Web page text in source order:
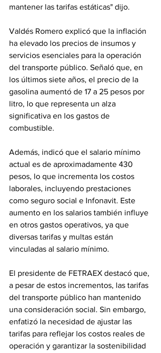
mantener las tarifas estáticas" dijo.
Valdés Romero explicó que la inflación
ha elevado los precios de insumos y
servicios esenciales para la operación
del transporte público. Señaló que, en
los últimos siete años, el precio de la
gasolina aumentó de 17 a 25 pesos por
litro, lo que representa un alza
significativa en los gastos de
combustible.
Además, indicó que el salario mínimo
actual es de aproximadamente 430
pesos, lo que incrementa los costos
laborales, incluyendo prestaciones
como seguro social e Infonavit. Este
aumento en los salarios también influye
en otros gastos operativos, ya que
diversas tarifas y multas están
vinculadas al salario mínimo.
El presidente de FETRAEX destacó que,
a pesar de estos incrementos, las tarifas
del transporte público han mantenido
una consideración social. Sin embargo,
enfatizó la necesidad de ajustar las
tarifas para reflejar los costos reales de
operación y garantizar la sostenibilidad